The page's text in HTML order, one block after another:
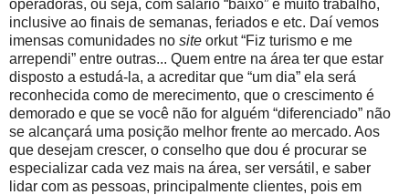
operadoras, ou seja, com salário “baixo” e muito trabalho,
inclusive ao finais de semanas, feriados e etc. Daí vemos
imensas comunidades no site orkut “Fiz turismo e me
arrependi” entre outras... Quem entre na área ter que estar
disposto a estudá-la, a acreditar que “um dia” ela será
reconhecida como de merecimento, que o crescimento é
demorado e que se você não for alguém “diferenciado” não
se alcançará uma posição melhor frente ao mercado. Aos
que desejam crescer, o conselho que dou é procurar se
especializar cada vez mais na área, ser versátil, e saber
lidar com as pessoas, principalmente clientes, pois em